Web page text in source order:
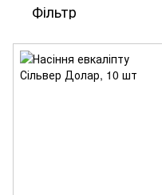
Фільтр